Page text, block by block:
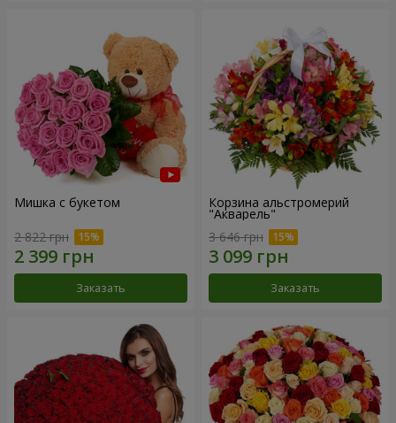
Мишка с букетом
2 822 грн
Заказать
Корзина альстромерий
"Акварель"
3 646 грн
Заказать